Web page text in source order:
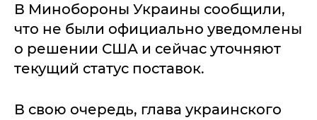
В Минобороны Украины сообщили,
что не были официально уведомлены
о решении США и сейчас уточняют
текущий статус поставок.
В свою очередь, глава украинского